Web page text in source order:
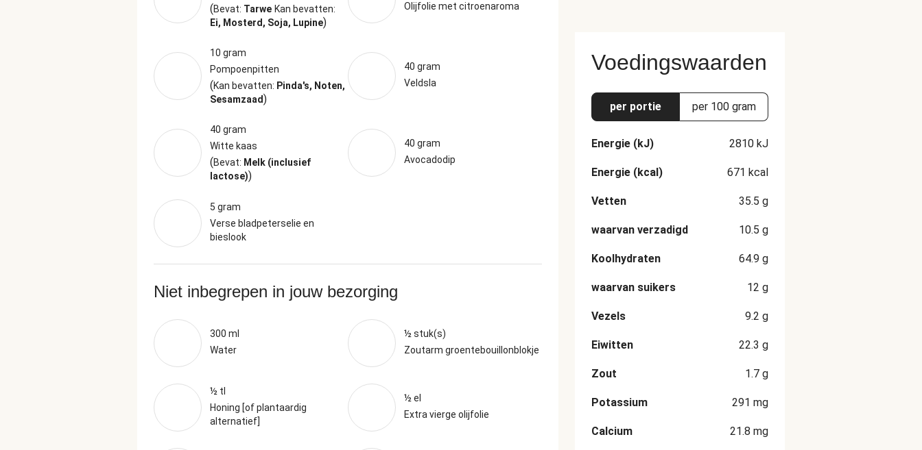
(Bevat: Tarwe Kan bevatten:
Ei, Mosterd, Soja, Lupine)
Olijfolie met citroenaroma
10 gram
Pompoenpitten
(Kan bevatten: Pinda's, Noten,
Sesamzaad)
40 gram
Veldsla
40 gram
Witte kaas
(Bevat: Melk (inclusief
lactose))
40 gram
Avocadodip
5 gram
Verse bladpeterselie en
bieslook
Niet inbegrepen in jouw bezorging
300 ml
Water
½ stuk(s)
Zoutarm groentebouillonblokje
½ tl
Honing [of plantaardig
alternatief]
½ el
Extra vierge olijfolie
Voedingswaarden
per portie per 100 gram
Energie (kJ) 2810 kJ
Energie (kcal) 671 kcal
Vetten 35.5 g
waarvan verzadigd 10.5 g
Koolhydraten 64.9 g
waarvan suikers 12 g
Vezels 9.2 g
Eiwitten 22.3 g
Zout 1.7 g
Potassium 291 mg
Calcium 21.8 mg